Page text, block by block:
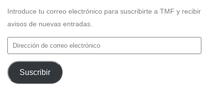
Introduce tu correo electrónico para suscribirte a TMF y recibir
avisos de nuevas entradas.
Dirección
de
correo
electrónico
Suscribir